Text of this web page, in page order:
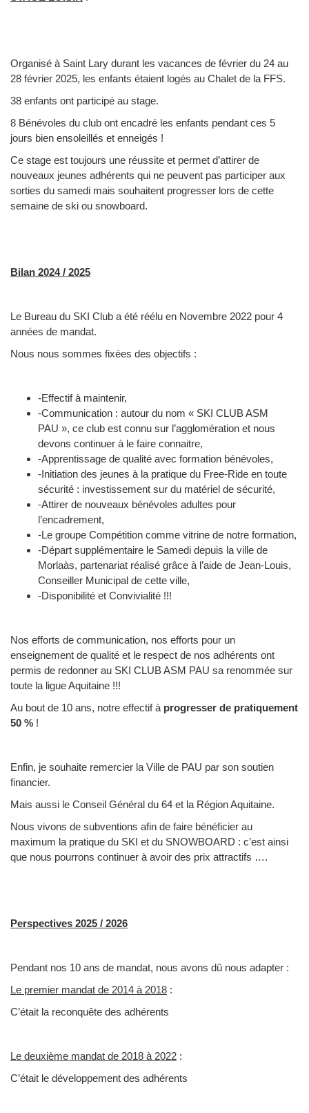
Organisé à Saint Lary durant les vacances de février du 24 au
28 février 2025, les enfants étaient logés au Chalet de la FFS.
38 enfants ont participé au stage.
8 Bénévoles du club ont encadré les enfants pendant ces 5
jours bien ensoleillés et enneigés !
Ce stage est toujours une réussite et permet d’attirer de
nouveaux jeunes adhérents qui ne peuvent pas participer aux
sorties du samedi mais souhaitent progresser lors de cette
semaine de ski ou snowboard.
Bilan 2024 / 2025
Le Bureau du SKI Club a été réélu en Novembre 2022 pour 4
années de mandat.
Nous nous sommes fixées des objectifs :
-Effectif à maintenir,
-Communication : autour du nom « SKI CLUB ASM
PAU », ce club est connu sur l’agglomération et nous
devons continuer à le faire connaitre,
-Apprentissage de qualité avec formation bénévoles,
-Initiation des jeunes à la pratique du Free-Ride en toute
sécurité : investissement sur du matériel de sécurité,
-Attirer de nouveaux bénévoles adultes pour
l’encadrement,
-Le groupe Compétition comme vitrine de notre formation,
-Départ supplémentaire le Samedi depuis la ville de
Morlaàs, partenariat réalisé grâce à l’aide de Jean-Louis,
Conseiller Municipal de cette ville,
-Disponibilité et Convivialité !!!
Nos efforts de communication, nos efforts pour un
enseignement de qualité et le respect de nos adhérents ont
permis de redonner au SKI CLUB ASM PAU sa renommée sur
toute la ligue Aquitaine !!!
Au bout de 10 ans, notre effectif à progresser de pratiquement
50 % !
Enfin, je souhaite remercier la Ville de PAU par son soutien
financier.
Mais aussi le Conseil Général du 64 et la Région Aquitaine.
Nous vivons de subventions afin de faire bénéficier au
maximum la pratique du SKI et du SNOWBOARD : c’est ainsi
que nous pourrons continuer à avoir des prix attractifs ….
Perspectives 2025 / 2026
Pendant nos 10 ans de mandat, nous avons dû nous adapter :
Le premier mandat de 2014 à 2018 :
C’était la reconquête des adhérents
Le deuxième mandat de 2018 à 2022 :
C’était le développement des adhérents